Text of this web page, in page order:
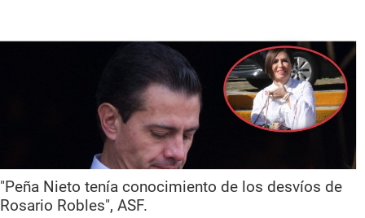
"Peña Nieto tenía conocimiento de los desvíos de
Rosario Robles", ASF.